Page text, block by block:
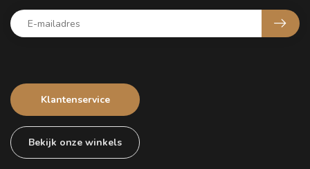
Klantenservice
Bekijk onze winkels